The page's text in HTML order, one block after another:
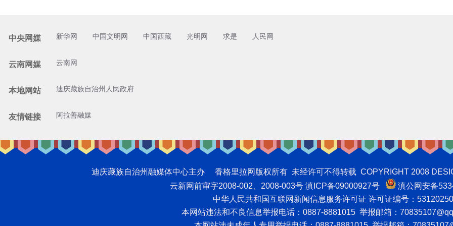
中央网媒 新华网 中国文明网 中国西藏 光明网 求是 人民网
云南网媒 云南网
本地网站 迪庆藏族自治州人民政府
友情链接 阿拉善融媒
迪庆藏族自治州融媒体中心主办 香格里拉网版权所有 未经许可不得转载 COPYRIGHT 2008
云新网前审字2008-002、2008-003号 滇ICP备09000927号
滇公网安备
中华人民共和国互联网新闻信息服务许可证 许可证编号：
本网站违法和不良信息举报电话：0887-8881015 举报邮箱：